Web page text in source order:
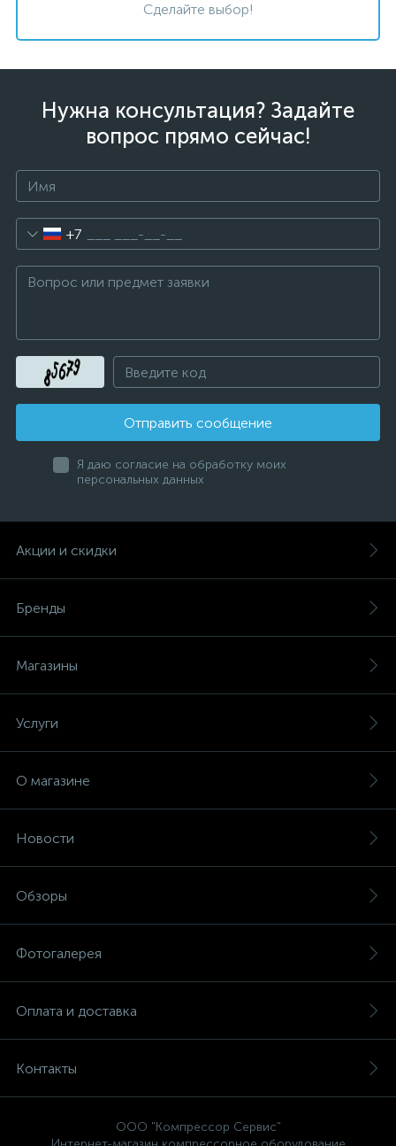
Сделайте выбор!
Нужна консультация? Задайте
вопрос прямо сейчас!
+7
Отправить сообщение
Я даю согласие на обработку моих
персональных данных
Акции и скидки
Бренды
Магазины
Услуги
О магазине
Новости
Обзоры
Фотогалерея
Оплата и доставка
Контакты
ООО "Компрессор Сервис"